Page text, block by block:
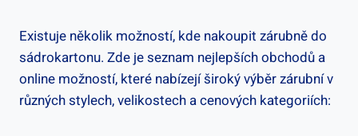
Existuje několik možností, kde nakoupit zárubně do
sádrokartonu. Zde je seznam nejlepších obchodů a
online možností, které nabízejí široký výběr zárubní v
různých stylech, velikostech a cenových kategoriích: